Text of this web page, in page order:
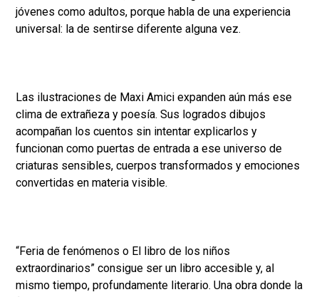
jóvenes como adultos, porque habla de una experiencia
universal: la de sentirse diferente alguna vez.
Las ilustraciones de Maxi Amici expanden aún más ese
clima de extrañeza y poesía. Sus logrados dibujos
acompañan los cuentos sin intentar explicarlos y
funcionan como puertas de entrada a ese universo de
criaturas sensibles, cuerpos transformados y emociones
convertidas en materia visible.
“Feria de fenómenos o El libro de los niños
extraordinarios” consigue ser un libro accesible y, al
mismo tiempo, profundamente literario. Una obra donde la